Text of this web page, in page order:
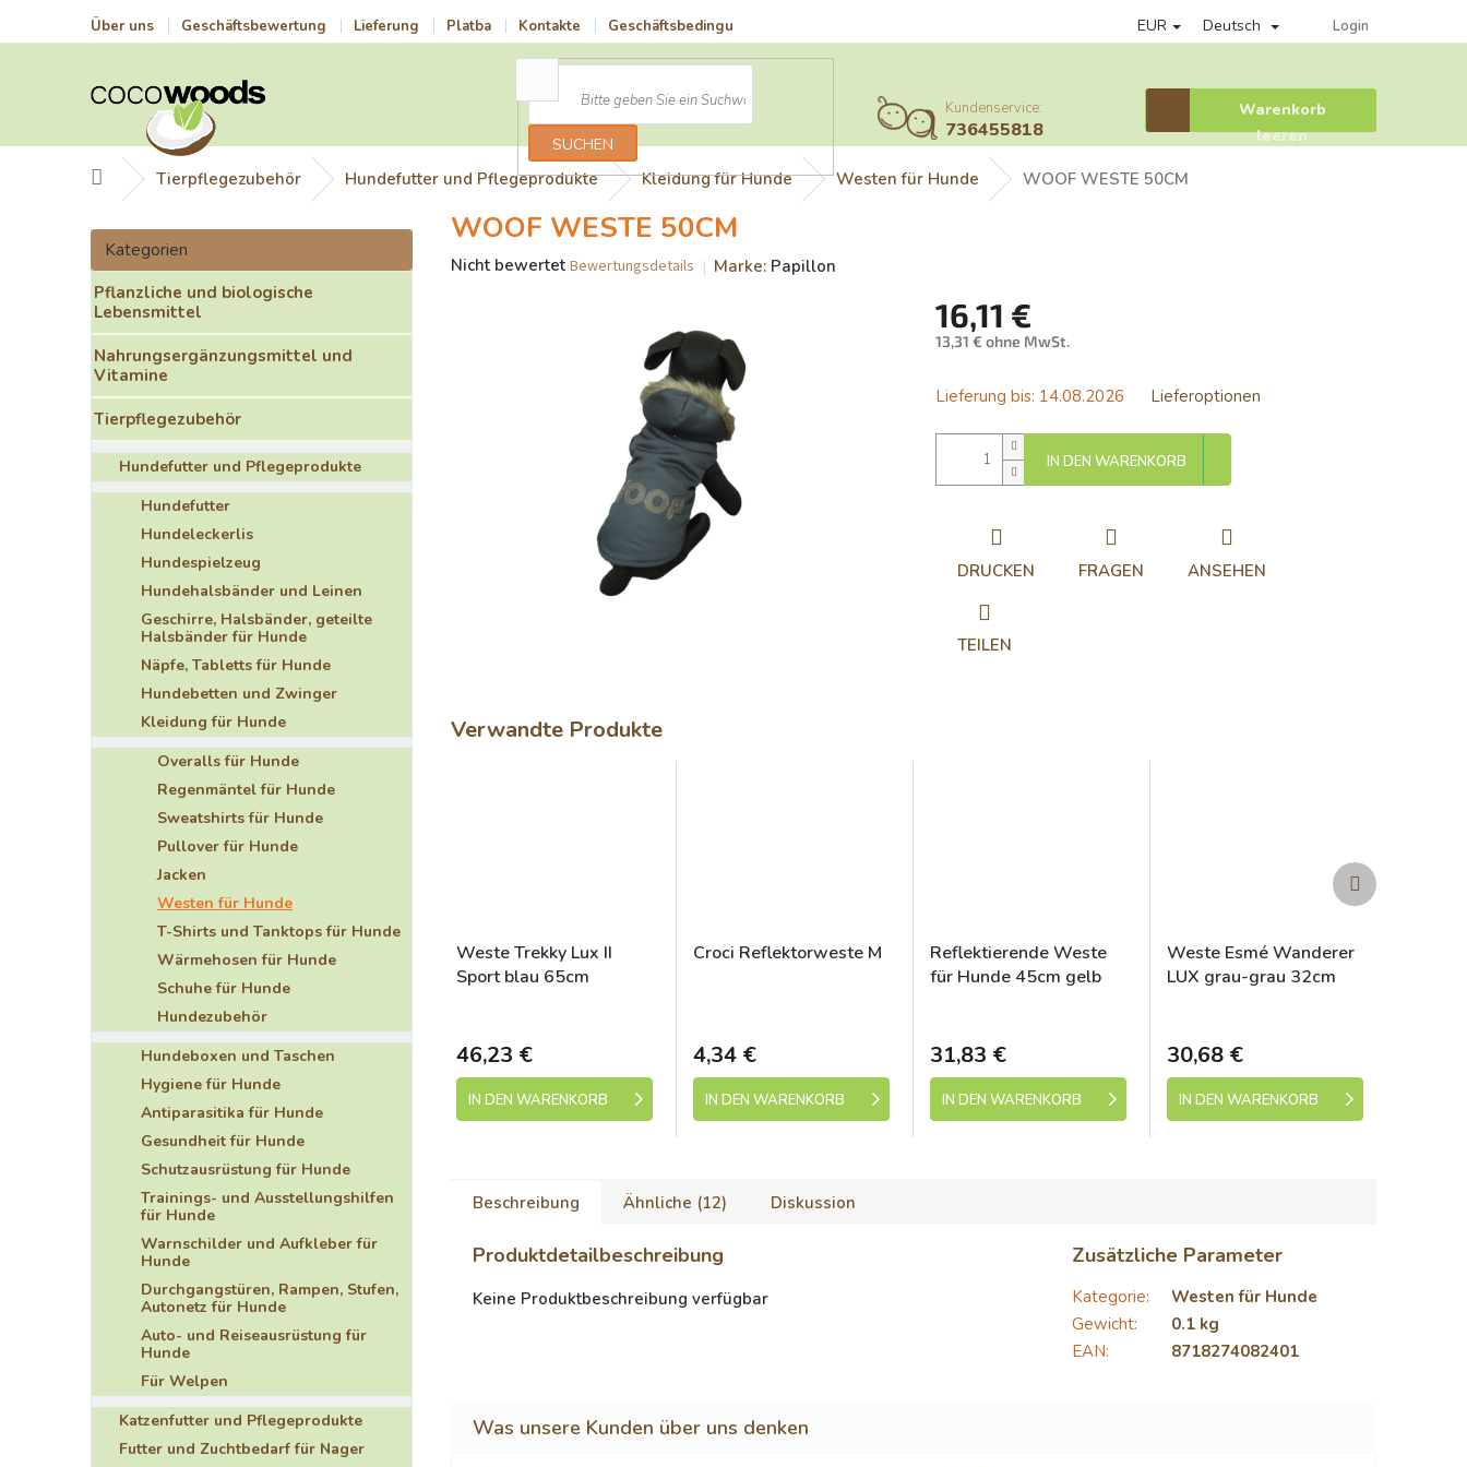
Über uns Geschäftsbewertung Lieferung Platba Kontakte Geschäftsbedingungen Datenschutzrichtlinie Věrnostní program Provisionssystem
EUR Deutsch Login
SUCHEN
Kundenservice:
736455818
Warenkorb
Warenkorb
leeren
StartseiteTierpflegezubehör Hundefutter und Pflegeprodukte Kleidung für Hunde Westen für Hunde WOOF WESTE 50CM
S
i
t
e
n
l
e
i
s
e
Kategorien
überspringen
Kategorien
Pflanzliche und biologische
Lebensmittel
Nahrungsergänzungsmittel und
Vitamine
Tierpflegezubehör
Hundefutter und Pflegeprodukte
Hundefutter
Hundeleckerlis
Hundespielzeug
Hundehalsbänder und Leinen
Geschirre, Halsbänder, geteilte
Halsbänder für Hunde
Näpfe, Tabletts für Hunde
Hundebetten und Zwinger
Kleidung für Hunde
Overalls für Hunde
Regenmäntel für Hunde
Sweatshirts für Hunde
Pullover für Hunde
Jacken
Westen für Hunde
T-Shirts und Tanktops für Hunde
Wärmehosen für Hunde
Schuhe für Hunde
Hundezubehör
Hundeboxen und Taschen
Hygiene für Hunde
Antiparasitika für Hunde
Gesundheit für Hunde
Schutzausrüstung für Hunde
Trainings- und Ausstellungshilfen
für Hunde
Warnschilder und Aufkleber für
Hunde
Durchgangstüren, Rampen, Stufen,
Autonetz für Hunde
Auto- und Reiseausrüstung für
Hunde
Für Welpen
Katzenfutter und Pflegeprodukte
Futter und Zuchtbedarf für Nager
WOOF WESTE 50CM
Die
Nicht bewertet Bewertungsdetails Marke: Papillon
16,11 €
13,31 € ohne MwSt.
Lieferung bis: 14.08.2026 Lieferoptionen
IN DEN WARENKORB
DRUCKEN FRAGEN ANSEHEN
TEILEN
Verwandte Produkte
Weste Trekky Lux II
Sport blau 65cm
46,23 €
IN DEN WARENKORB
Croci Reflektorweste M
4,34 €
IN DEN WARENKORB
Reflektierende Weste
für Hunde 45cm gelb
31,83 €
IN DEN WARENKORB
Weste Esmé Wanderer
LUX grau-grau 32cm
30,68 €
IN DEN WARENKORB
Nächstes
Produkt
Beschreibung Ähnliche (12) Diskussion
Produktdetailbeschreibung
Keine Produktbeschreibung verfügbar
Zusätzliche Parameter
Kategorie:
Westen für Hunde
Gewicht:
0.1 kg
EAN: 8718274082401